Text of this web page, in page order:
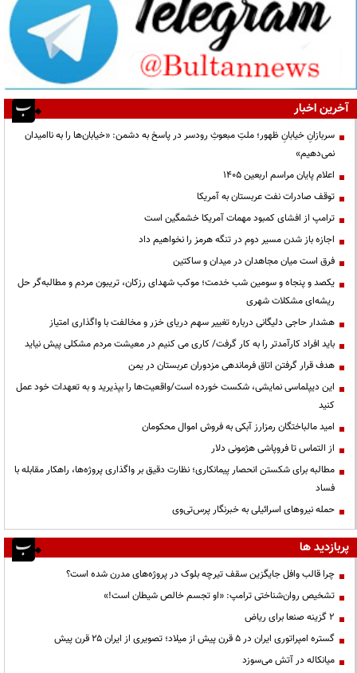
آخرین اخبار
سربازانِ خیابانِ ظهور؛ ملتِ مبعوثِ رودسر در پاسخ به دشمن: «خیابان‌ها را به ناامیدان
نمی‌دهیم»
اعلام پایان مراسم اربعین ۱۴۰۵
توقف صادرات نفت عربستان به آمریکا
ترامپ از افشای کمبود مهمات آمریکا خشمگین است
اجازه باز شدن مسیر دوم در تنگه هرمز را نخواهیم داد
فرق است میان مجاهدان در میدان و ساکتین
یکصد و پنجاه و سومین شب خدمت؛ موکب شهدای رزکان، تریبون مردم و مطالبه‌گر حل
ریشه‌ای مشکلات شهری
هشدار حاجی دلیگانی درباره تغییر سهم دریای خزر و مخالفت با واگذاری امتیاز
باید افراد کارآمدتر را به کار گرفت/ کاری می کنیم در معیشت مردم مشکلی پیش نیاید
هدف قرار گرفتن اتاق‌ فرماندهی مزدوران عربستان در یمن
این دیپلماسی نمایشی، شکست خورده است/واقعیت‌ها را بپذیرید و به تعهدات خود عمل
کنید
امید مالباختگان رمزارز آبکی به فروش اموال محکومان
از التماس تا فروپاشی هژمونی دلار
مطالبه برای شکستن انحصار پیمانکاری؛ نظارت دقیق بر واگذاری پروژه‌ها، راهکار مقابله با
فساد
حمله نیروهای اسرائیلی به خبرنگار پرس‌تی‌وی
پربازدید ها
چرا قالب وافل جایگزین سقف تیرچه بلوک در پروژه‌های مدرن شده است؟
تشخیص روان‌شناختی ترامپ: «او تجسم خالص شیطان است!»
۲ گزینه صنعا برای ریاض
گستره امپراتوری ایران در ۵ قرن پیش از میلاد؛ تصویری از ایران ۲۵ قرن پیش
میانکاله در آتش می‌سوزد